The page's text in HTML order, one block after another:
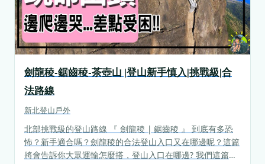
劍龍稜-鋸齒稜-茶壺山 |登山新手慎入|挑戰級|合
法路線
新北登山戶外
北部挑戰級的登山路線 『 劍龍稜 | 鋸齒稜 』 到底有多恐
怖？新手適合嗎？劍龍稜的合法登山入口又在哪邊呢？這篇
將會告訴你大眾運輸怎麼搭，登山入口在哪邊? 我們這篇的